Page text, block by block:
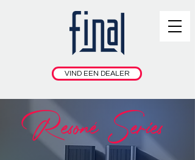
VIND EEN DEALER
Resoné Series